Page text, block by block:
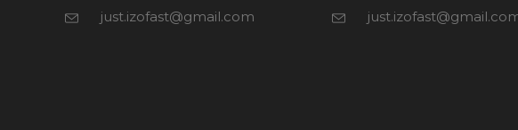
just.izofast@gmail.com